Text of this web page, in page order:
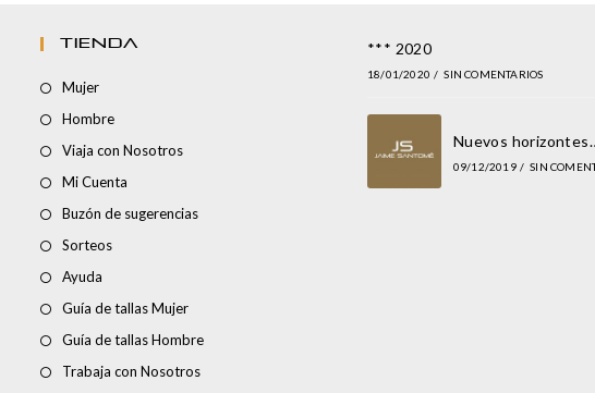
TIENDA
Mujer
Hombre
Viaja con Nosotros
Mi Cuenta
Buzón de sugerencias
Sorteos
Ayuda
Guía de tallas Mujer
Guía de tallas Hombre
Trabaja con Nosotros
*** 2020
18/01/2020 / SIN COMENTARIOS
Nuevos
09/12/2019 / SIN